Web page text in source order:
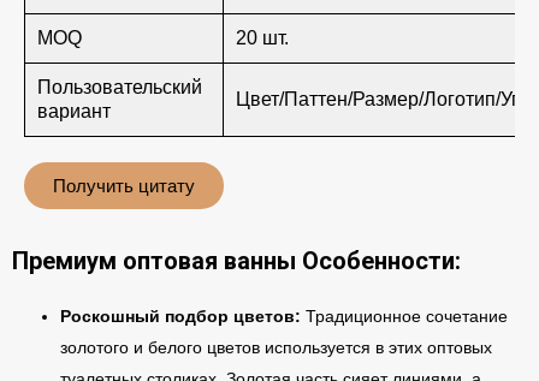
MOQ 20 шт.
Пользовательский
вариант
Цвет/Паттен/Размер/Логотип/
Получить цитату
Премиум оптовая ванны Особенности:
Роскошный подбор цветов: Традиционное сочетание
золотого и белого цветов используется в этих оптовых